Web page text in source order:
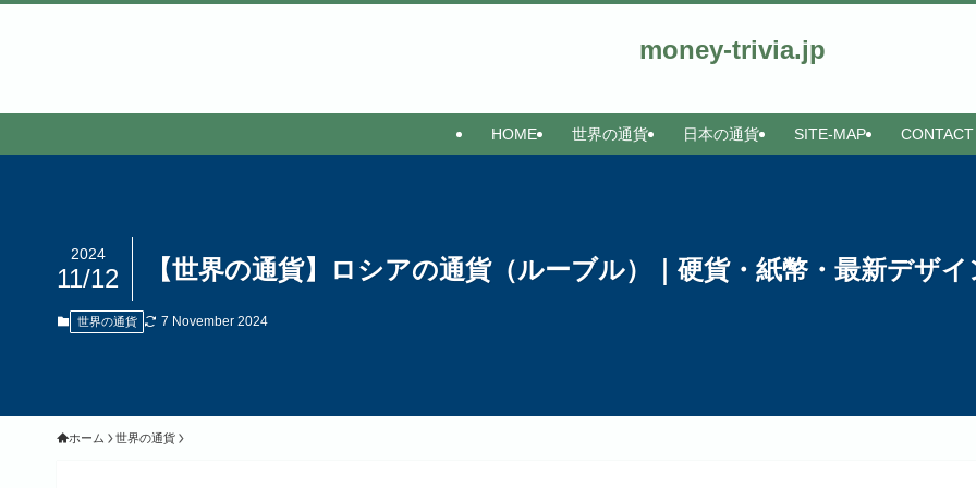
money-trivia.jp
HOME 世界の通貨 日本の通貨 SITE-MAP CONTACT
【世界の通貨】ロシアの通貨（ルーブル）｜硬貨・紙幣・最新デザイ
2024
11/12
世界の通貨 7 November 2024
ホーム 世界の通貨